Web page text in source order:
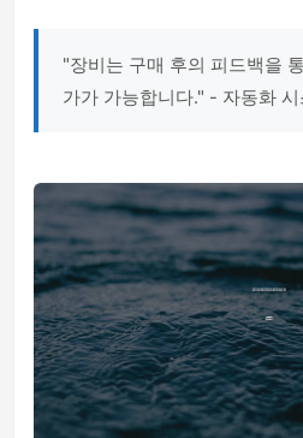
"장비는 구매 후의 피드백을
가가 가능합니다." - 자동화